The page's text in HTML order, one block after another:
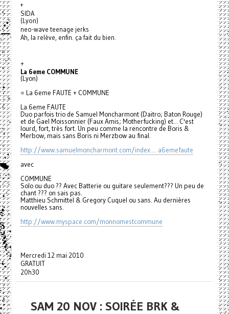
+
SIDA
(Lyon)
neo-wave teenage jerks
Ah, la relève, enfin. ça fait du bien.
+
La 6eme COMMUNE
(Lyon)
= La 6eme FAUTE + COMMUNE
La 6eme FAUTE
Duo parfois trio de Samuel Moncharmont (Daitro; Baton Rouge)
et de Gael Moissonnier (Faux Amis; Motherfucking) et... C'est
lourd, fort, très fort. Un peu comme la rencontre de Boris &
Merbow, mais sans Boris ni Merzbow au final.
http://www.samuelmoncharmont.com/index.... a6emefaute
avec
COMMUNE
Solo ou duo ?? Avec Batterie ou guitare seulement??? Un peu de
chant ??? on sais pas.
Matthieu Schmittel & Gregory Cuquel ou sans. Au dernières
nouvelles sans.
http://www.myspace.com/monnomestcommune
Mercredi 12 mai 2010
GRATUIT
20h30
SAM 20 NOV : SOIRÉE BRK &